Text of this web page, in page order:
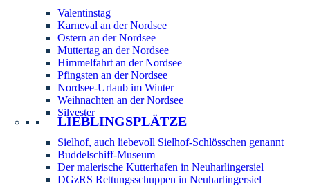
Valentinstag
Karneval an der Nordsee
Ostern an der Nordsee
Muttertag an der Nordsee
Himmelfahrt an der Nordsee
Pfingsten an der Nordsee
Nordsee-Urlaub im Winter
Weihnachten an der Nordsee
Silvester
LIEBLINGSPLÄTZE
Sielhof, auch liebevoll Sielhof-Schlösschen genannt
Buddelschiff-Museum
Der malerische Kutterhafen in Neuharlingersiel
DGzRS Rettungsschuppen in Neuharlingersiel